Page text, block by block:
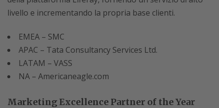
livello e incrementando la propria base clienti.
EMEA – SMC
APAC – Tata Consultancy Services Ltd.
LATAM – VASS
NA – Americaneagle.com
Marketing Excellence Partner of the Year